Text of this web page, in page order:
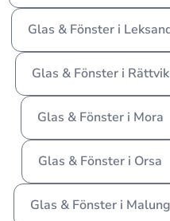
Glas & Fönster i
Glas & Fönster i Rättvik
Glas & Fönster i Mora
Glas & Fönster i Orsa
Glas & Fönster i Malung